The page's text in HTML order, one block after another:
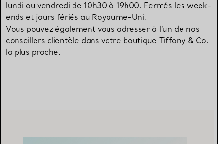
lundi au vendredi de 10h30 à 19h00. Fermés les week-
ends et jours fériés au Royaume-Uni.
Vous pouvez également vous adresser à l'un de nos
conseillers clientèle dans votre boutique Tiffany & Co.
la plus proche.